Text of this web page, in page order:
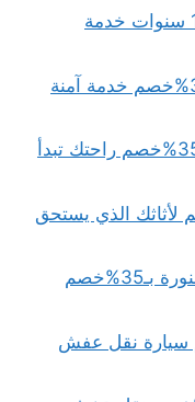
نقل عفش جدة الحمدانية بخبرة 10 سنوات خدمة
نقل عفش من جدة الى جازان بـ35%خصم خدمة آمنة
نقل عفش من جدة الى الطائف بـ35%خصم راحتك تبدأ
بجدة بـ35%خصم لأثاثك الذي يستحق
نقل عفش من جدة الى المدينة المنورة بـ35%خصم
جدة بـ30%خصم سيارة نقل عفش